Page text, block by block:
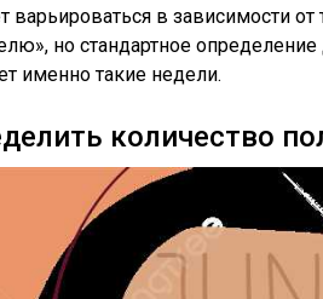
варьироваться в зависимости
но стандартное
именно такие недели.
количество